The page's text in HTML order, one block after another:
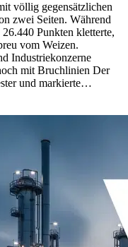
völlig gegensätzlichen
zwei Seiten. Während
Punkten kletterte,
vom Weizen.
Industriekonzerne
mit Bruchlinien Der
und markierte…